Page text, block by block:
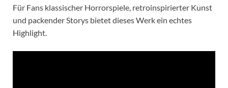
Für Fans klassischer Horrorspiele, retroinspirierter Kunst
und packender Storys bietet dieses Werk ein echtes
Highlight.